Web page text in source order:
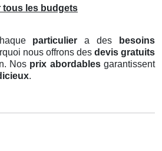
tous les budgets
particulier a des
besoins
nous offrons des devis gratuits
Nos prix abordablesgarantissent
.